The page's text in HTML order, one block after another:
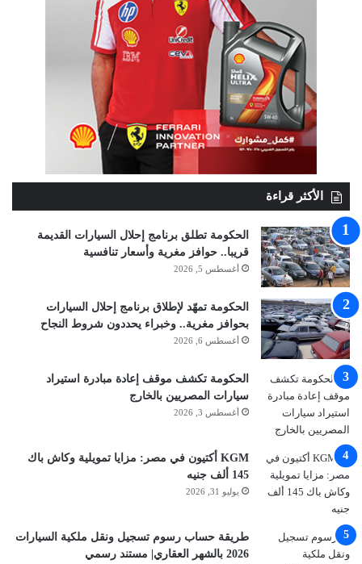
الأكثر قراءة
الحكومة تطلق برنامج إحلال السيارات القديمة
قريبا.. حوافز مغرية وأسعار تنافسية
أغسطس 5, 2026
الحكومة تمهّد لإطلاق برنامج إحلال السيارات
بحوافز مغرية.. وخبراء يحددون شروط النجاح
أغسطس 6, 2026
الحكومة تكشف موقف إعادة مبادرة استيراد
سيارات المصريين بالخارج
أغسطس 3, 2026
KGM أكتيون في مصر: مزايا تمويلية وكاش باك
145 ألف جنيه
يوليو 31, 2026
طريقة حساب رسوم تسجيل ونقل ملكية السيارات
2026 بالشهر العقاري| مستند رسمي